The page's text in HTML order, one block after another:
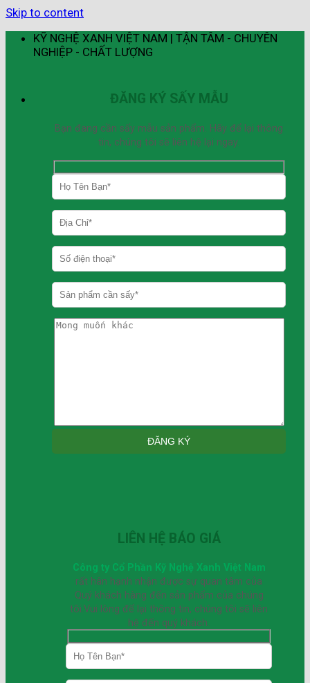
Skip to content
KỸ NGHỆ XANH VIỆT NAM | TẬN TÂM - CHUYÊN
NGHIỆP - CHẤT LƯỢNG
ĐĂNG KÝ SẤY MẪU
Bạn đang cần sấy mẫu sản phẩm. Hãy để lại thông
tin, chúng tôi sẽ liên hệ lại ngay.
LIÊN HỆ BÁO GIÁ
Công ty Cổ Phần Kỹ Nghệ Xanh Việt Nam
rất hân hạnh nhận được sự quan tâm của
Quý khách hàng đến sản phẩm của chúng
tôi.Vui lòng để lại thông tin, chúng tôi sẽ liên
hệ đến quý khách.